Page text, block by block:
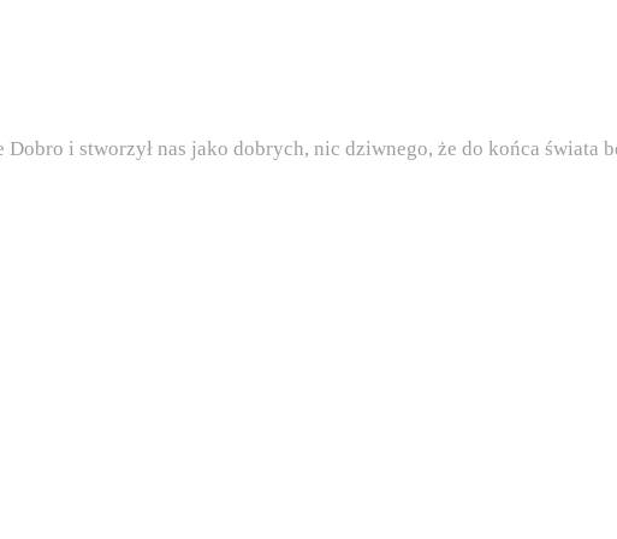
i stworzył nas jako dobrych, nic dziwnego, że do końca świata